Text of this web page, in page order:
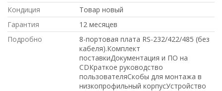
Кондиция
Товар новый
Гарантия
12 месяцев
Подробно
8-портовая плата RS-232/422/485 (без
кабеля).Комплект
поставкиДокументация и ПО на
CDКраткое руководство
пользователяСкобы для монтажа в
низкопрофильный корпусУстройство